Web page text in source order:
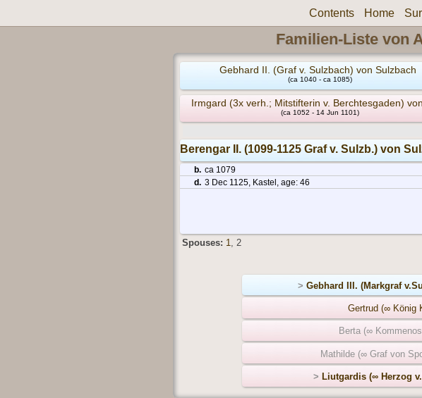
Contents Home
Familien-Liste von
Gebhard II. (Graf v. Sulzbach) von Sulzbach
(ca 1040 - ca 1085)
Irmgard (3x verh.; Mitstifterin v. Berchtesgaden)
(ca 1052 - 14 Jun 1101)
Berengar II. (1099-1125 Graf v. Sulzb.) von
b. ca 1079
d. 3 Dec 1125, Kastel, age: 46
Spouses: 1, 2
>Gebhard III. (Markgraf
Gertrud (∞ König
Berta (∞
Mathilde (∞ Graf von
> Liutgardis (∞ Herzog